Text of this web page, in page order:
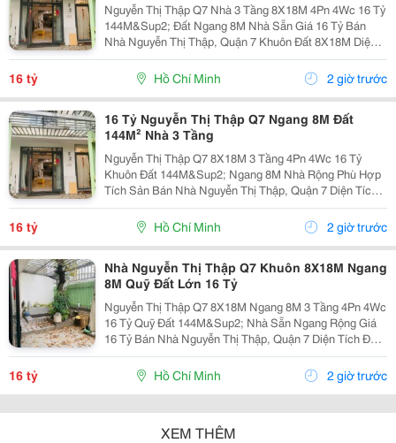
Nguyễn Thị Thập Q7 Nhà 3 Tầng 8X18M 4Pn 4Wc 16 Tỷ
144M&Sup2; Đất Ngang 8M Nhà Sẵn Giá 16 Tỷ Bán
Nhà Nguyễn Thị Thập, Quận 7 Khuôn Đất 8X18M Diện
Tích 144M&Sup2; Nhà 3 Tầng 4 Phòng Ngủ &Ndash; 4
Toilet. Thông Tin Nhà Kích Thước:...
16 tỷ Hồ Chí Minh 2 giờ trước
16 Tỷ Nguyễn Thị Thập Q7 Ngang 8M Đất
144M² Nhà 3 Tầng
Nguyễn Thị Thập Q7 8X18M 3 Tầng 4Pn 4Wc 16 Tỷ
Khuôn Đất 144M&Sup2; Ngang 8M Nhà Rộng Phù Hợp
Tích Sản Bán Nhà Nguyễn Thị Thập, Quận 7 Diện Tích
Đất 8X18M Tổng 144M&Sup2; Kết Cấu 3 Tầng Công
Năng 4 Phòng Ngủ &Ndash; 4 Toilet. Thông Tin Đất...
16 tỷ Hồ Chí Minh 2 giờ trước
Nhà Nguyễn Thị Thập Q7 Khuôn 8X18M Ngang
8M Quỹ Đất Lớn 16 Tỷ
Nguyễn Thị Thập Q7 8X18M Ngang 8M 3 Tầng 4Pn 4Wc
16 Tỷ Quỹ Đất 144M&Sup2; Nhà Sẵn Ngang Rộng Giá
16 Tỷ Bán Nhà Nguyễn Thị Thập, Quận 7 Diện Tích Đất
8X18M = 144M&Sup2; Kết Cấu 3 Tầng 4 Phòng Ngủ 4
Toilet. Thông Tin Nổi Bật Khuôn Đất 8X18M...
16 tỷ Hồ Chí Minh 2 giờ trước
XEM THÊM